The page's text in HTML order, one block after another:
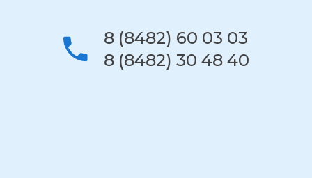
8 (8482) 60 03 03
8 (8482) 30 48 40